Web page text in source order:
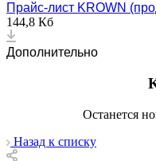
Прайс-лист KROWN
144,8 Кб
Дополнительно
Останется
Назад к списку